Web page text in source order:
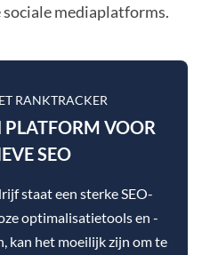
mediaplatforms.
RANKTRACKER
PLATFORM VOOR
SEO
staat een sterke SEO-
optimalisatietools en -
kan het moeilijk zijn om te